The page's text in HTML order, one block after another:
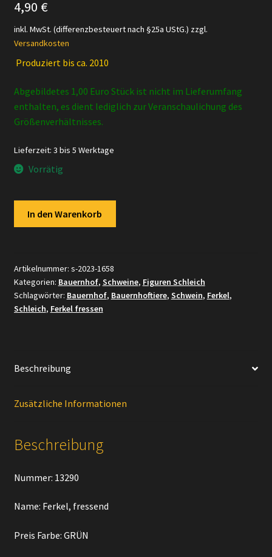
4,90 €
inkl. MwSt. (differenzbesteuert nach §25a UStG.) zzgl.
Versandkosten
Produziert bis ca. 2010
Abgebildetes 1,00 Euro Stück ist nicht im Lieferumfang
enthalten, es dient lediglich zur Veranschaulichung des
Größenverhältnisses.
Lieferzeit: 3 bis 5 Werktage
Vorrätig
fressend
Menge
In den Warenkorb
Artikelnummer: s-2023-1658
Kategorien: Bauernhof, Schweine, Figuren Schleich
Schlagwörter: Bauernhof, Bauernhoftiere, Schwein, Ferkel,
Schleich, Ferkel fressen
Beschreibung
Zusätzliche Informationen
Beschreibung
Nummer: 13290
Name: Ferkel, fressend
Preis Farbe: GRÜN